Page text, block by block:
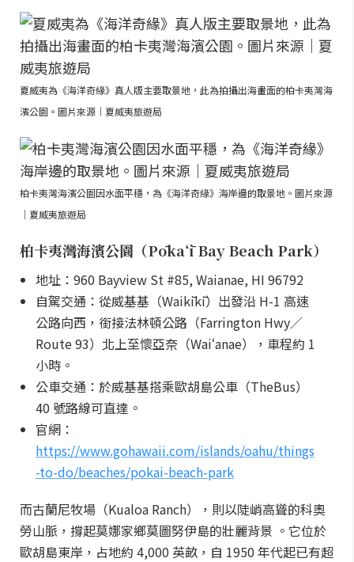
夏威夷為《海洋奇緣》真人版主要取景地，此為拍攝出海畫面的柏卡夷灣海
濱公園。圖片來源｜夏威夷旅遊局
柏卡夷灣海濱公園因水面平穩，為《海洋奇緣》海岸邊的取景地。圖片來源
｜夏威夷旅遊局
柏卡夷灣海濱公園（Pōkaʻī Bay Beach Park）
地址：960 Bayview St #85, Waianae, HI 96792
自駕交通：從威基基（Waikīkī）出發沿 H-1 高速
公路向西，銜接法林頓公路（Farrington Hwy／
Route 93）北上至懷亞奈（Waiʻanae），車程約 1
小時。
公車交通：於威基基搭乘歐胡島公車（TheBus）
40 號路線可直達。
官網：
https://www.gohawaii.com/islands/oahu/things
-to-do/beaches/pokai-beach-park
而古蘭尼牧場（Kualoa Ranch），則以陡峭高聳的科奧
勞山脈，撐起莫娜家鄉莫圖努伊島的壯麗背景 。它位於
歐胡島東岸，占地約 4,000 英畝，自 1950 年代起已有超